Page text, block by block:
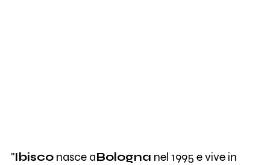
"Ibisconasce aBologna nel 1995 e vive in